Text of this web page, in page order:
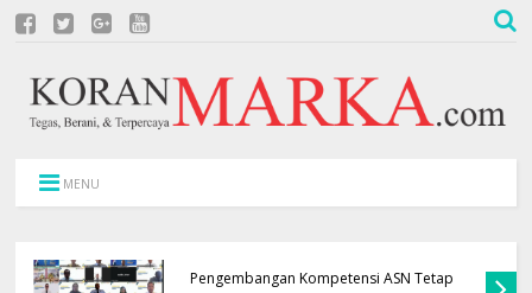
MENU
Pengembangan Kompetensi ASN Tetap